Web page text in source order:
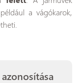
a vágókarok,